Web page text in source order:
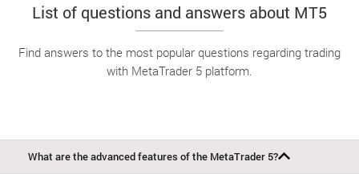
List of questions and answers about MT5
Find answers to the most popular questions regarding trading
with MetaTrader 5 platform.
What are the advanced features of the MetaTrader 5?